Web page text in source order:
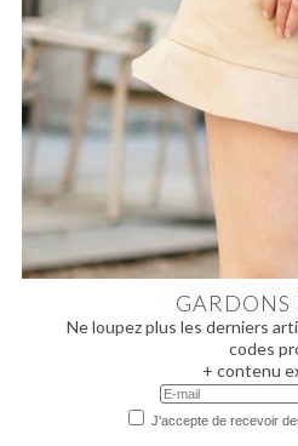
GARDONS
Ne loupez plus les derniers
codes
+ contenu
J'accepte de recevoir